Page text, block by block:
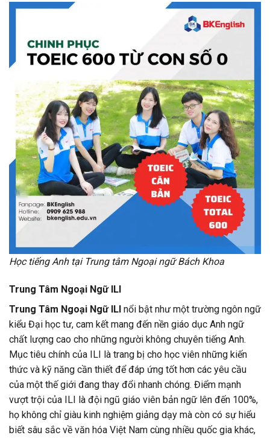
Học tiếng Anh tại Trung tâm Ngoại ngữ Bách Khoa
Trung Tâm Ngoại Ngữ ILI
Trung Tâm Ngoại Ngữ ILI nổi bật như một trường ngôn ngữ
kiểu Đại học tư, cam kết mang đến nền giáo dục Anh ngữ
chất lượng cao cho những người không chuyên tiếng Anh.
Mục tiêu chính của ILI là trang bị cho học viên những kiến
thức và kỹ năng cần thiết để đáp ứng tốt hơn các yêu cầu
của một thế giới đang thay đổi nhanh chóng. Điểm mạnh
vượt trội của ILI là đội ngũ giáo viên bản ngữ lên đến 100%,
họ không chỉ giàu kinh nghiệm giảng dạy mà còn có sự hiểu
biết sâu sắc về văn hóa Việt Nam cùng nhiều quốc gia khác,